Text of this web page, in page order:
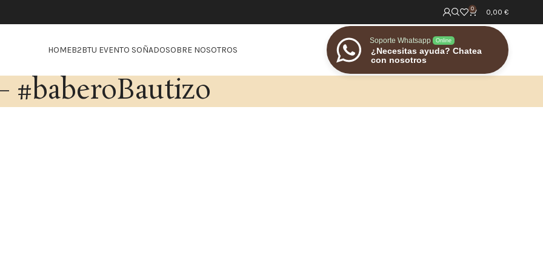
0 0,00 €
HOMEB2BTU EVENTO SOÑADOSOBRE NOSOTROS
Soporte Whatsapp Online
¿Necesitas ayuda? Chatea
con nosotros
#baberoBautizo